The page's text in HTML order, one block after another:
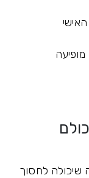
שיכולה לחסוך